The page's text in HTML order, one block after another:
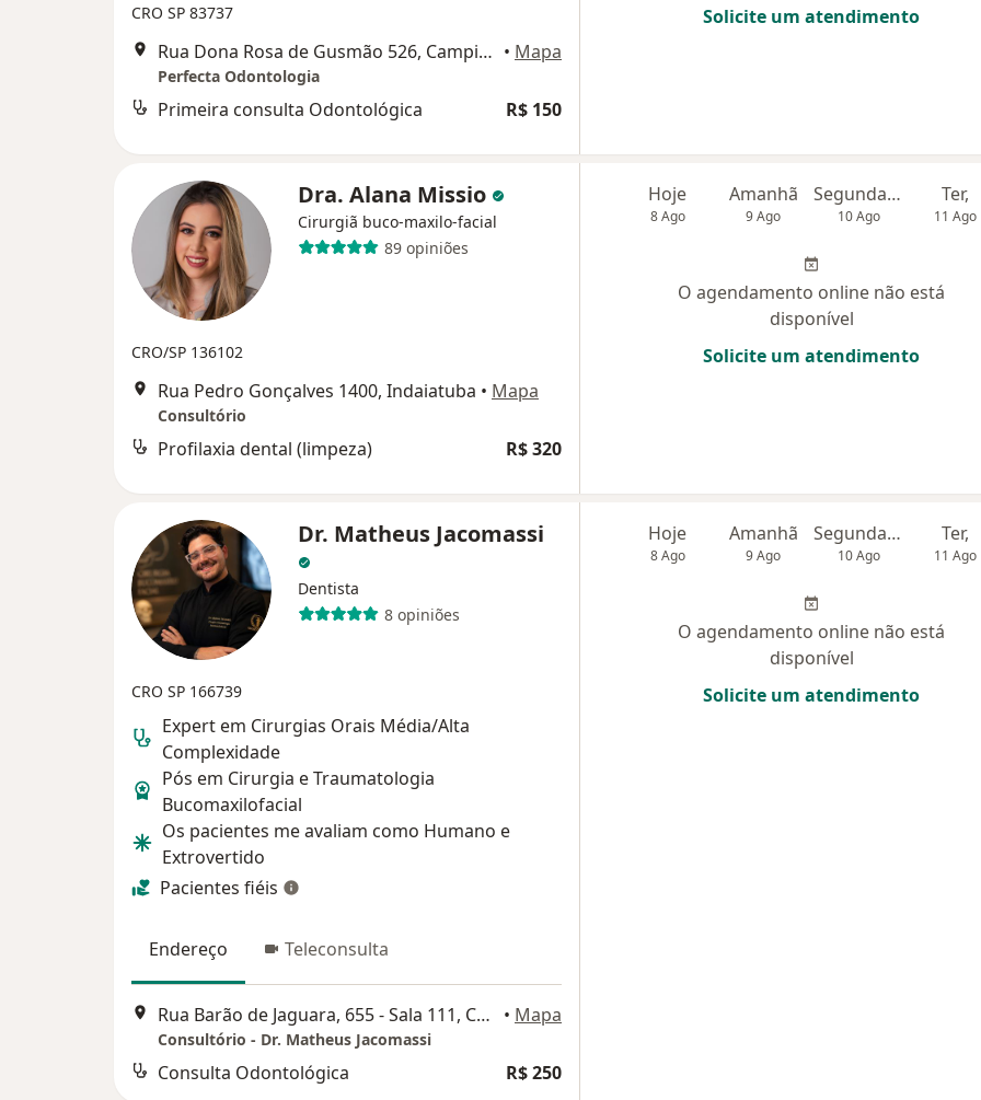
CRO SP 83737
Rua Dona Rosa de Gusmão 526, Campinas • Mapa
Perfecta Odontologia
Primeira consulta Odontológica R$ 150
Solicite um atendimento
Dra. Alana Missio
Cirurgiã buco-maxilo-facial
89 opiniões
CRO/SP 136102
Rua Pedro Gonçalves 1400, Indaiatuba • Mapa
Consultório
Profilaxia dental (limpeza) R$ 320
Hoje
8 Ago
Amanhã
9 Ago
Segunda-feira
10 Ago
Ter,
11 Ago
O agendamento online não está
disponível
Solicite um atendimento
Dr. Matheus Jacomassi
Dentista
8 opiniões
CRO SP 166739
Expert em Cirurgias Orais Média/Alta
Complexidade
Pós em Cirurgia e Traumatologia
Bucomaxilofacial
Os pacientes me avaliam como Humano e
Extrovertido
Pacientes fiéis
Endereço Teleconsulta
Rua Barão de Jaguara, 655 - Sala 111, Campinas • Mapa
Consultório - Dr. Matheus Jacomassi
Consulta Odontológica R$ 250
Hoje
8 Ago
Amanhã
9 Ago
Segunda-feira
10 Ago
Ter,
11 Ago
O agendamento online não está
disponível
Solicite um atendimento